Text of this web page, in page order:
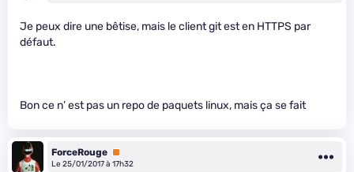
Je peux dire une bêtise, mais le client git est en HTTPS par
défaut.
Bon ce n’ est pas un repo de paquets linux, mais ça se fait
ForceRouge Premium
Le 25/01/2017 à 17h32